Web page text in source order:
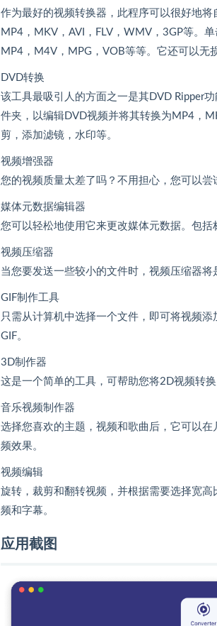
作为最好的视频转换器，此程序可以很好地
MP4，MKV，AVI，FLV，WMV，3GP等。
MP4，M4V，MPG，VOB等等。它还可以
DVD转换
该工具最吸引人的方面之一是其DVD Ripper
件夹，以编辑DVD视频并将其转换为MP4，
剪，添加滤镜，水印等。
视频增强器
您的视频质量太差了吗？不用担心，您可以
媒体元数据编辑器
您可以轻松地使用它来更改媒体元数据。包
视频压缩器
当您要发送一些较小的文件时，视频压缩器
GIF制作工具
只需从计算机中选择一个文件，即可将视频
GIF。
3D制作器
这是一个简单的工具，可帮助您将2D视频转
音乐视频制作器
选择您喜欢的主题，视频和歌曲后，它可以
频效果。
视频编辑
旋转，裁剪和翻转视频，并根据需要选择宽
频和字幕。
应用截图